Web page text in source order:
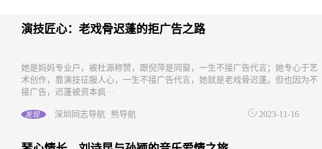
演技匠心：老戏骨迟蓬的拒广告之路
她是妈妈专业户，被杜源称赞，跟倪萍是同窗，一生不接广告代言；她专心于艺
术创作，靠演技征服人心，一生不接广告代言，她就是老戏骨迟蓬。但也因为不
接广告，迟蓬被资本疯···
发现 深圳同志导航 熊导航 2023-11-16